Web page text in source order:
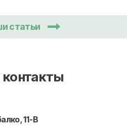
статьи
11-В